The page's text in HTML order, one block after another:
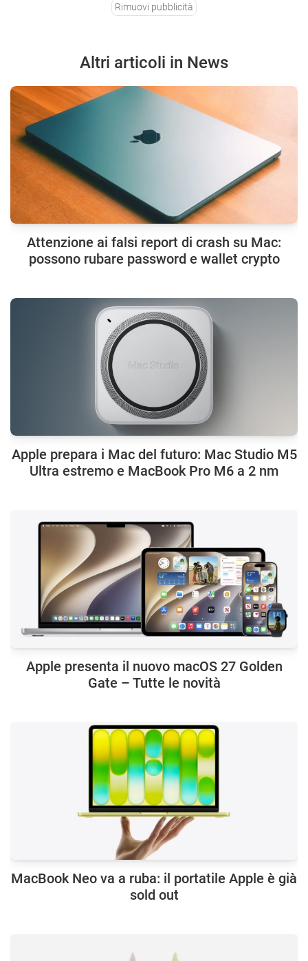
Rimuovi pubblicità
Altri articoli in News
Attenzione ai falsi report di crash su Mac:
possono rubare password e wallet crypto
Apple prepara i Mac del futuro: Mac Studio M5
Ultra estremo e MacBook Pro M6 a 2 nm
Apple presenta il nuovo macOS 27 Golden
Gate – Tutte le novità
MacBook Neo va a ruba: il portatile Apple è già
sold out